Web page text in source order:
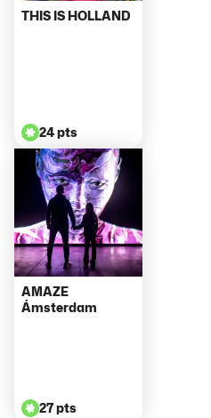
THIS IS HOLLAND
24 pts
AMAZE
Ámsterdam
27 pts